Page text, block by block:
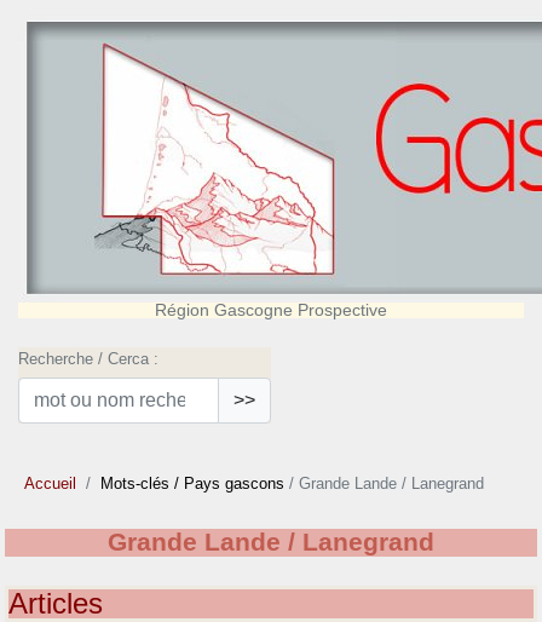
Région Gascogne Prospective
Recherche / Cerca :
>>
Accueil Mots-clés / Pays gascons / Grande Lande / Lanegrand
Grande Lande / Lanegrand
Articles